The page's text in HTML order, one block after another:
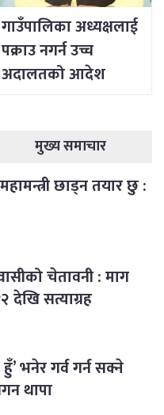
गाउँपालिका अध्यक्षलाई
पक्राउ नगर्न उच्च
अदालतको आदेश
मुख्य समाचार
छाड्न तयार छु :
चेतावनी : माग
देखि सत्याग्रह
भनेर गर्व गर्न सक्ने
थापा